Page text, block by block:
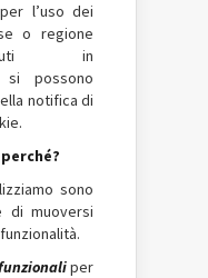
l’uso dei
o regione
in
possono
notifica di
sono
di muoversi
per